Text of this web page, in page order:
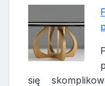
się